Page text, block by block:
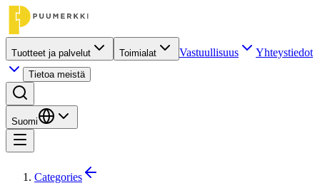
Tuotteet ja palvelut Toimialat Vastuullisuus Yhteystiedot
Tietoa meistä
Suomi
Categories